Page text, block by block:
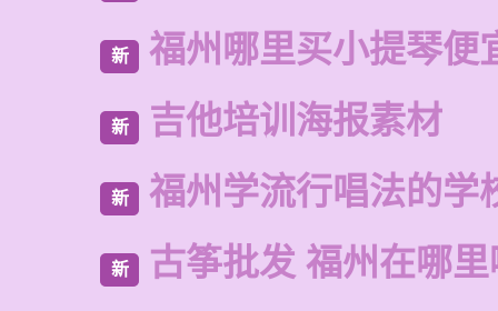
新 福州哪里买小提琴便
新 吉他培训海报素材
新 福州学流行唱法的学
新 古筝批发 福州在哪